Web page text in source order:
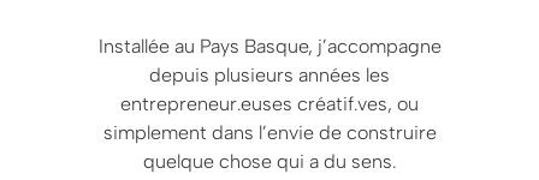
Installée au Pays Basque, j’accompagne
depuis plusieurs années les
entrepreneur.euses créatif.ves, ou
simplement dans l’envie de construire
quelque chose qui a du sens.